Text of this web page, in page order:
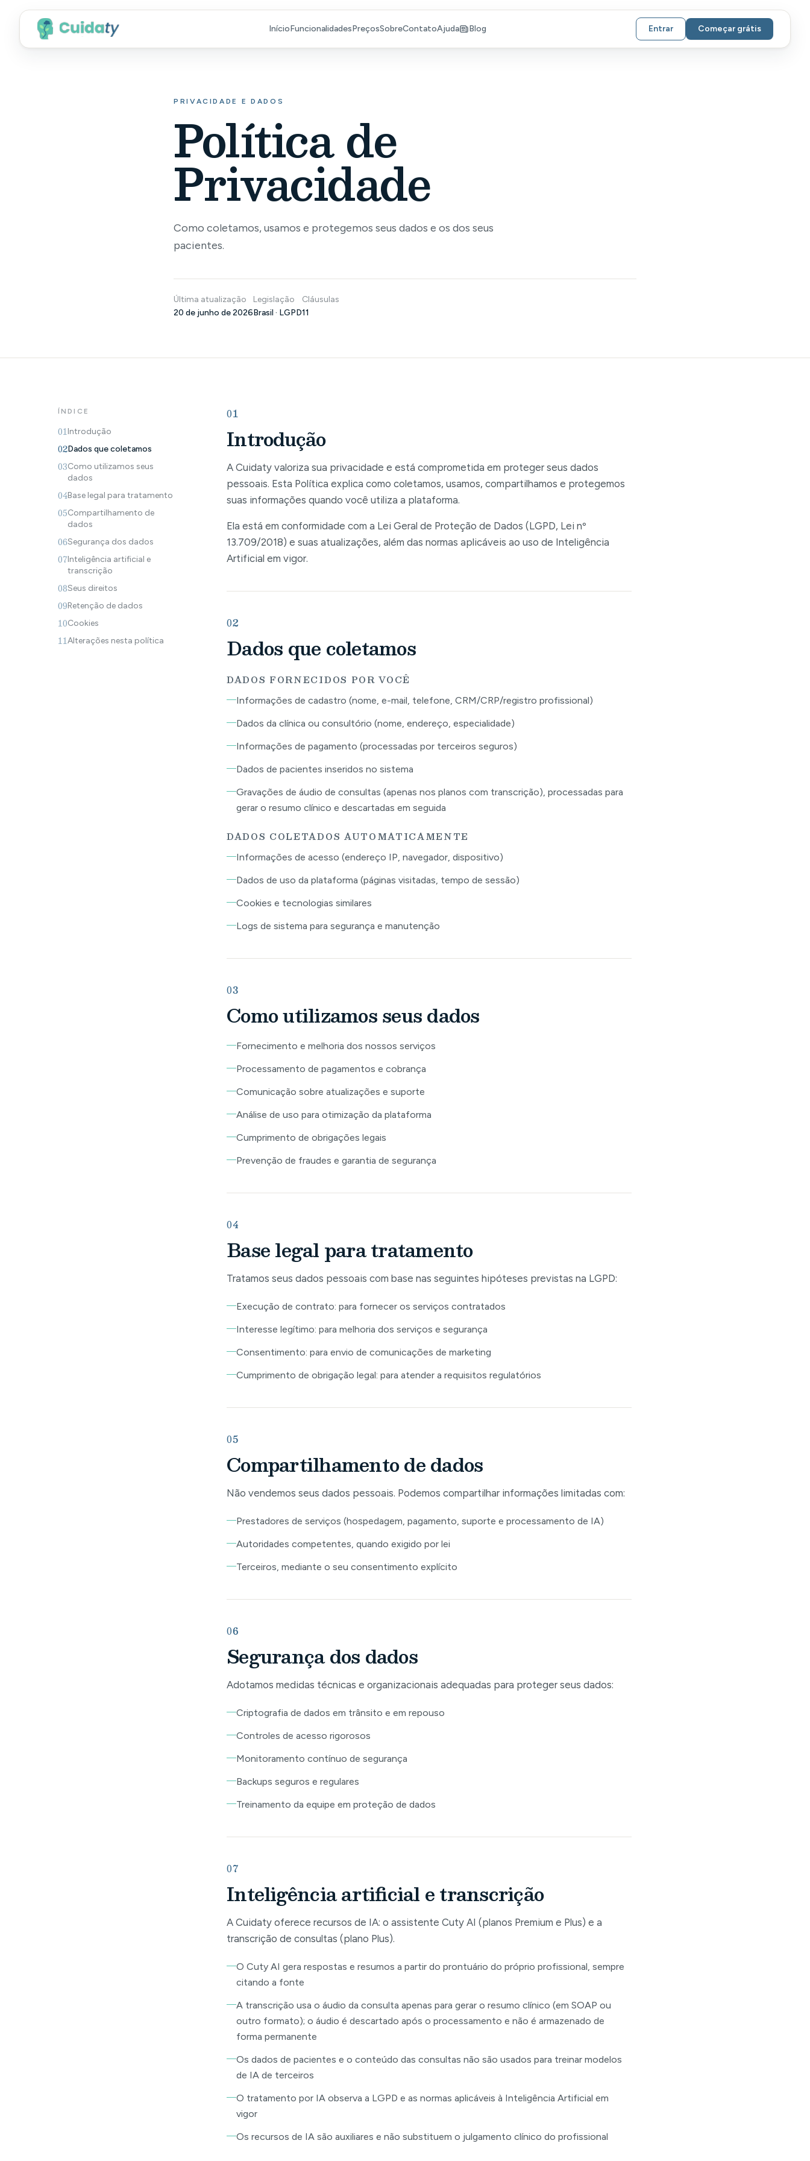
InícioFuncionalidadesPreçosSobreContatoAjuda Blog Entrar Começar grátis
PRIVACIDADE E DADOS
Política de
Privacidade
Como coletamos, usamos e protegemos seus dados e os dos seus
pacientes.
Última atualização
20 de junho de 2026
Legislação
Brasil · LGPD
Cláusulas
11
ÍNDICE
01Introdução
02Dados que coletamos
03Como utilizamos seus
dados
04Base legal para tratamento
05Compartilhamento de
dados
06Segurança dos dados
07Inteligência artificial e
transcrição
08Seus direitos
09Retenção de dados
10Cookies
11Alterações nesta política
01
Introdução
A Cuidaty valoriza sua privacidade e está comprometida em proteger seus dados
pessoais. Esta Política explica como coletamos, usamos, compartilhamos e protegemos
suas informações quando você utiliza a plataforma.
Ela está em conformidade com a Lei Geral de Proteção de Dados (LGPD, Lei nº
13.709/2018) e suas atualizações, além das normas aplicáveis ao uso de Inteligência
Artificial em vigor.
02
Dados que coletamos
DADOS FORNECIDOS POR VOCÊ
Informações de cadastro (nome, e-mail, telefone, CRM/CRP/registro profissional)
Dados da clínica ou consultório (nome, endereço, especialidade)
Informações de pagamento (processadas por terceiros seguros)
Dados de pacientes inseridos no sistema
Gravações de áudio de consultas (apenas nos planos com transcrição), processadas para
gerar o resumo clínico e descartadas em seguida
DADOS COLETADOS AUTOMATICAMENTE
Informações de acesso (endereço IP, navegador, dispositivo)
Dados de uso da plataforma (páginas visitadas, tempo de sessão)
Cookies e tecnologias similares
Logs de sistema para segurança e manutenção
03
Como utilizamos seus dados
Fornecimento e melhoria dos nossos serviços
Processamento de pagamentos e cobrança
Comunicação sobre atualizações e suporte
Análise de uso para otimização da plataforma
Cumprimento de obrigações legais
Prevenção de fraudes e garantia de segurança
04
Base legal para tratamento
Tratamos seus dados pessoais com base nas seguintes hipóteses previstas na LGPD:
Execução de contrato: para fornecer os serviços contratados
Interesse legítimo: para melhoria dos serviços e segurança
Consentimento: para envio de comunicações de marketing
Cumprimento de obrigação legal: para atender a requisitos regulatórios
05
Compartilhamento de dados
Não vendemos seus dados pessoais. Podemos compartilhar informações limitadas com:
Prestadores de serviços (hospedagem, pagamento, suporte e processamento de IA)
Autoridades competentes, quando exigido por lei
Terceiros, mediante o seu consentimento explícito
06
Segurança dos dados
Adotamos medidas técnicas e organizacionais adequadas para proteger seus dados:
Criptografia de dados em trânsito e em repouso
Controles de acesso rigorosos
Monitoramento contínuo de segurança
Backups seguros e regulares
Treinamento da equipe em proteção de dados
07
Inteligência artificial e transcrição
A Cuidaty oferece recursos de IA: o assistente Cuty AI (planos Premium e Plus) e a
transcrição de consultas (plano Plus).
O Cuty AI gera respostas e resumos a partir do prontuário do próprio profissional, sempre
citando a fonte
A transcrição usa o áudio da consulta apenas para gerar o resumo clínico (em SOAP ou
outro formato); o áudio é descartado após o processamento e não é armazenado de
forma permanente
Os dados de pacientes e o conteúdo das consultas não são usados para treinar modelos
de IA de terceiros
O tratamento por IA observa a LGPD e as normas aplicáveis à Inteligência Artificial em
vigor
Os recursos de IA são auxiliares e não substituem o julgamento clínico do profissional